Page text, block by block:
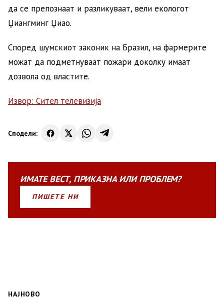
да се препознаат и разликуваат, вели екологот
Џиангминг Џиао.
Според шумскиот законик на Бразил, на фармерите
можат да подметнуваат пожари доколку имаат
дозвола од властите.
Извор: Сител телевизија
Сподели:
ИМАТЕВЕСТ, ПРИКАЗНАИЛИПРОБЛЕМ?
ПИШЕТЕ НИ
НАЈНОВО